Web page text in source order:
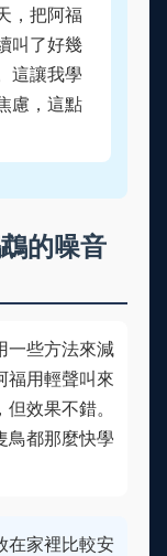
，把阿福
叫了好幾
這讓我學
慮，這點
的噪音
一些方法來減
福用輕聲叫來
效果不錯。
鳥都那麼快學
在家裡比較安